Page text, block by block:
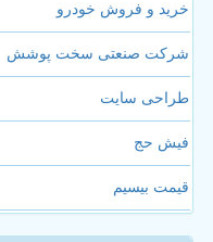
خرید و فروش خودرو
شرکت صنعتی سخت پوشش
طراحی سایت
فیش حج
قیمت بیسیم